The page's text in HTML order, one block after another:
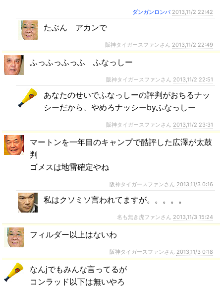
ダンガンロンパ 2013,11/2 22:42
たぶん アカンで
阪神タイガースファンさん 2013,11/2 22:49
ふっふっふっふ ふなっしー
阪神タイガースファンさん 2013,11/2 22:51
あなたのせいでふなっしーの評判がおちるナッ
シーだから、やめろナッシーbyふなっしー
阪神タイガースファンさん 2013,11/2 23:31
マートンを一年目のキャンプで酷評した広澤が太鼓
判
ゴメスは地雷確定やね
阪神タイガースファンさん 2013,11/3 0:16
私はクソミソ言われてますが。。。。。
名も無き虎ファンさん 2013,11/3 15:24
フィルダー以上はないわ
阪神タイガースファンさん 2013,11/3 0:18
なんjでもみんな言ってるが
コンラッド以下は無いやろ